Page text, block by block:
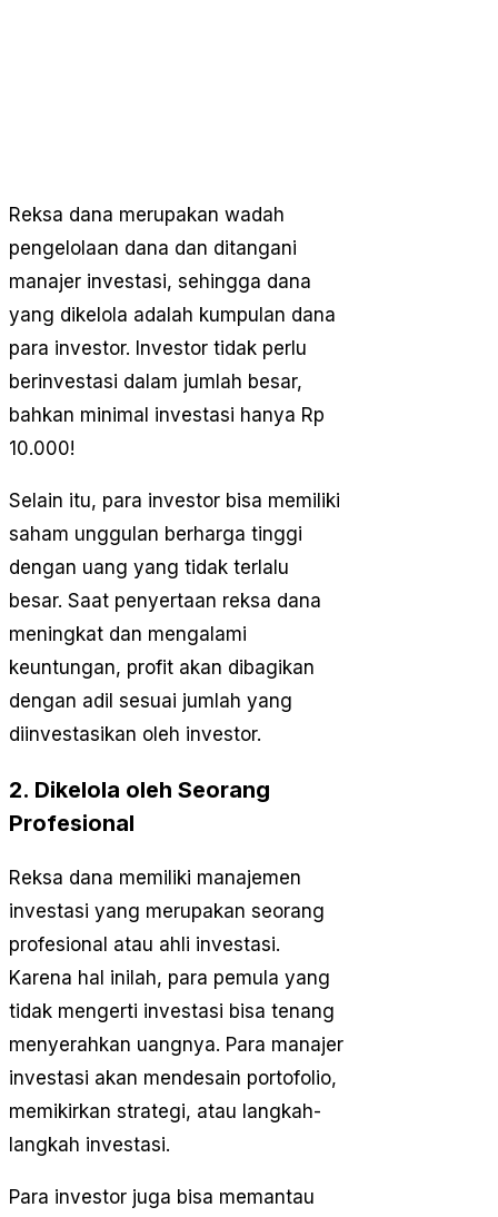
Reksa dana merupakan wadah
pengelolaan dana dan ditangani
manajer investasi, sehingga dana
yang dikelola adalah kumpulan dana
para investor. Investor tidak perlu
berinvestasi dalam jumlah besar,
bahkan minimal investasi hanya Rp
10.000!
Selain itu, para investor bisa memiliki
saham unggulan berharga tinggi
dengan uang yang tidak terlalu
besar. Saat penyertaan reksa dana
meningkat dan mengalami
keuntungan, profit akan dibagikan
dengan adil sesuai jumlah yang
diinvestasikan oleh investor.
2. Dikelola oleh Seorang
Profesional
Reksa dana memiliki manajemen
investasi yang merupakan seorang
profesional atau ahli investasi.
Karena hal inilah, para pemula yang
tidak mengerti investasi bisa tenang
menyerahkan uangnya. Para manajer
investasi akan mendesain portofolio,
memikirkan strategi, atau langkah-
langkah investasi.
Para investor juga bisa memantau